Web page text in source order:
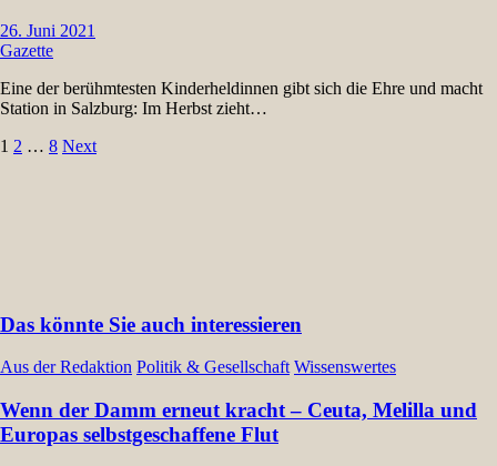
26. Juni 2021
Gazette
Eine der berühmtesten Kinderheldinnen gibt sich die Ehre und macht
Station in Salzburg: Im Herbst zieht…
Seitennummerierung
1 2 … 8 Next
Das könnte Sie auch interessieren
Aus der Redaktion Politik & Gesellschaft Wissenswertes
Wenn der Damm erneut kracht – Ceuta, Melilla und
Europas selbstgeschaffene Flut